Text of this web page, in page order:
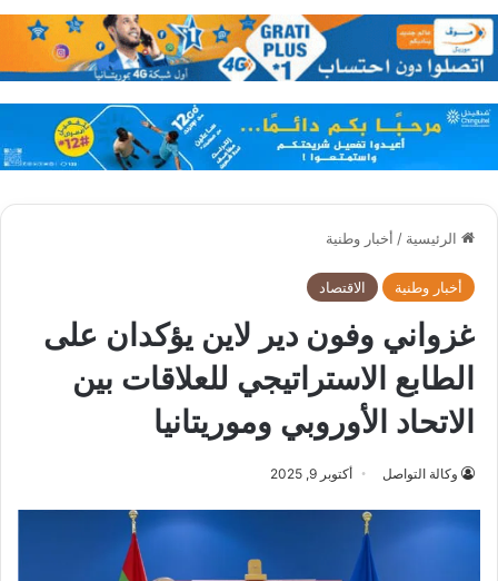
الرئيسية / أخبار وطنية
أخبار وطنية الاقتصاد
غزواني وفون دير لاين يؤكدان على
الطابع الاستراتيجي للعلاقات بين
الاتحاد الأوروبي وموريتانيا
وكالة التواصل أكتوبر 9, 2025